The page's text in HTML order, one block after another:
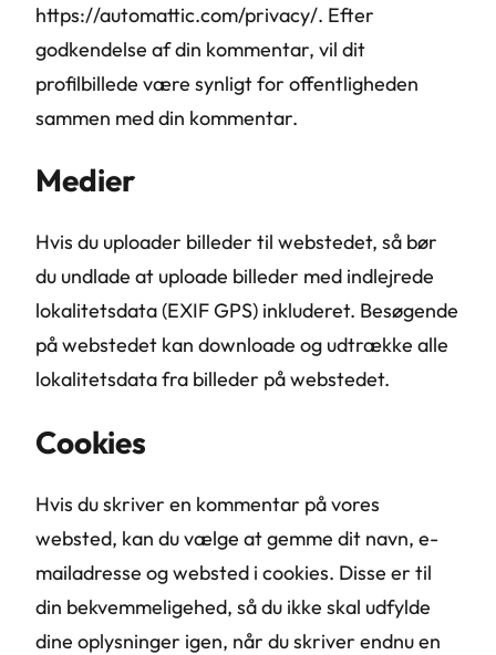
https://automattic.com/privacy/. Efter
godkendelse af din kommentar, vil dit
profilbillede være synligt for offentligheden
sammen med din kommentar.
Medier
Hvis du uploader billeder til webstedet, så bør
du undlade at uploade billeder med indlejrede
lokalitetsdata (EXIF GPS) inkluderet. Besøgende
på webstedet kan downloade og udtrække alle
lokalitetsdata fra billeder på webstedet.
Cookies
Hvis du skriver en kommentar på vores
websted, kan du vælge at gemme dit navn, e-
mailadresse og websted i cookies. Disse er til
din bekvemmeligehed, så du ikke skal udfylde
dine oplysninger igen, når du skriver endnu en